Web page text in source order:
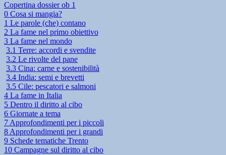
Copertina dossier ob 1
0 Cosa si mangia?
1 Le parole (che) contano
2 La fame nel primo obiettivo
3 La fame nel mondo
3.1 Terre: accordi e svendite
3.2 Le rivolte del pane
3.3 Cina: carne e sostenibilità
3.4 India: semi e brevetti
3.5 Cile: pescatori e salmoni
4 La fame in Italia
5 Dentro il diritto al cibo
6 Giornate a tema
7 Approfondimenti per i piccoli
8 Approfondimenti per i grandi
9 Schede tematiche Trento
10 Campagne sul diritto al cibo